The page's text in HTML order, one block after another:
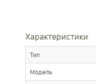
Характеристики
Тип
Модель